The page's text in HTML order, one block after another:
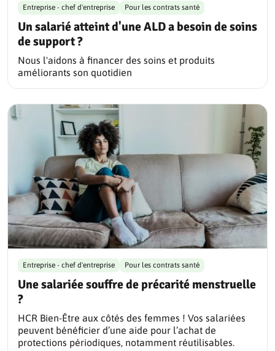
Un salarié atteint d'une ALD a besoin de soins
de support ?
Entreprise - chef d'entreprise Pour les contrats santé
Nous l'aidons à financer des soins et produits
améliorants son quotidien
Une salariée souffre de précarité menstruelle
?
Entreprise - chef d'entreprise Pour les contrats santé
HCR Bien-Être aux côtés des femmes ! Vos salariées
peuvent bénéficier d’une aide pour l’achat de
protections périodiques, notamment réutilisables.